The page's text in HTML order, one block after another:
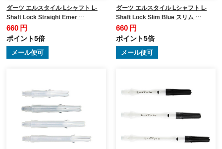
ダーツ エルスタイル Lシャフト L-
Shaft Lock Straight Emer …
660 円
ポイント5倍
メール便可
ダーツ エルスタイル Lシャフト L-
Shaft Lock Slim Blue スリム …
660 円
ポイント5倍
メール便可